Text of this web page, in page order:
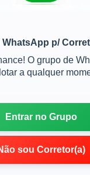
WhatsApp p/
O grupo de
a qualquer
Entrar no Grupo
sou Corretor(a)
no imóvel? Tem